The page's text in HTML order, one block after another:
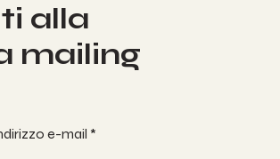
alla
mailing
e-mail